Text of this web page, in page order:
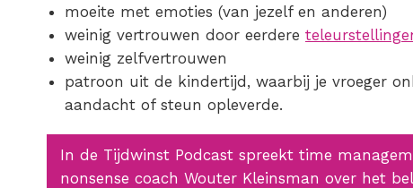
moeite met emoties (van jezelf en anderen)
weinig vertrouwen door eerdere
weinig zelfvertrouwen
patroon uit de kindertijd, waarbij je vroeger
aandacht of steun opleverde.
In de Tijdwinst Podcast spreekt time
nonsense coach Wouter Kleinsman over het